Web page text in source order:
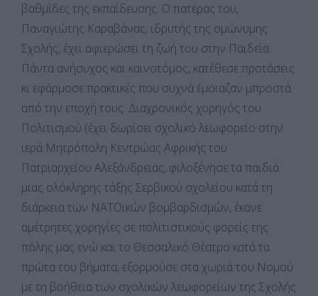
βαθμίδες της εκπαίδευσης. Ο πατέρας του,
Παναγιώτης Καραβάνας, ιδρυτής της ομώνυμης
Σχολής, έχει αφιερώσει τη ζωή του στην Παιδεία.
Πάντα ανήσυχος και καινοτόμος, κατέθεσε προτάσεις
κι εφάρμοσε πρακτικές που συχνά έμοιαζαν μπροστά
από την εποχή τους. Διαχρονικός χορηγός του
Πολιτισμού (έχει δωρίσει σχολικό λεωφορείο στην
ιερά Μητρόπολη Κεντρώας Αφρικής του
Πατριαρχείου Αλεξάνδρειας, φιλοξένησε τα παιδιά
μιας ολόκληρης τάξης Σερβικού σχολείου κατά τη
διάρκεια των ΝΑΤΟϊκών βομβαρδισμών, έκανε
αμέτρητες χορηγίες σε πολιτιστικούς φορείς της
πόλης μας ενώ και το Θεσσαλικό Θέατρο κατά τα
πρώτα του βήματα, εξορμούσε στα χωριά του Νομού
με τη βοήθεια των σχολικών λεωφορείων της Σχολής